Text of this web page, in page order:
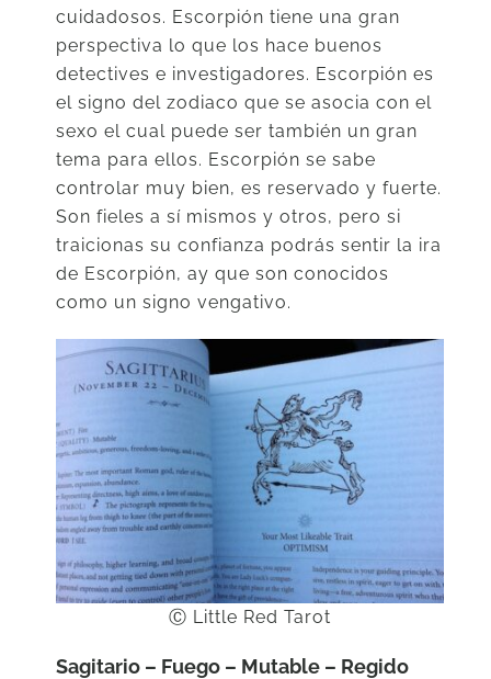
cuidadosos. Escorpión tiene una gran
perspectiva lo que los hace buenos
detectives e investigadores. Escorpión es
el signo del zodiaco que se asocia con el
sexo el cual puede ser también un gran
tema para ellos. Escorpión se sabe
controlar muy bien, es reservado y fuerte.
Son fieles a sí mismos y otros, pero si
traicionas su confianza podrás sentir la ira
de Escorpión, ay que son conocidos
como un signo vengativo.
Ⓒ Little Red Tarot
Sagitario – Fuego – Mutable – Regido